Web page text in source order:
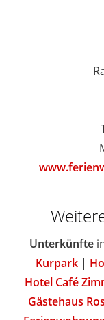
Unterkünfte
Kurpark|
Hotel Café
Gästehaus